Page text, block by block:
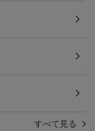
すべて見る